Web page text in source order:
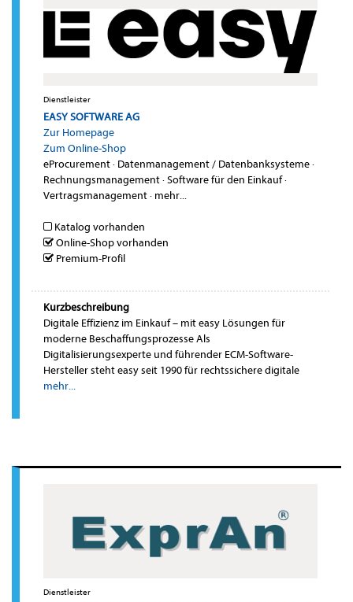
Dienstleister
EASY SOFTWARE AG
Zur Homepage
Zum Online-Shop
eProcurement· Datenmanagement / Datenbanksysteme·
Rechnungsmanagement·Software für den Einkauf·
Vertragsmanagement· mehr...
Katalog vorhanden
Online-Shop vorhanden
Premium-Profil
Kurzbeschreibung
Digitale Effizienz im Einkauf – mit easy Lösungen für
moderne Beschaffungsprozesse Als
Digitalisierungsexperte und führender ECM-Software-
Hersteller steht easy seit 1990 für rechtssichere digitale
mehr...
Dienstleister